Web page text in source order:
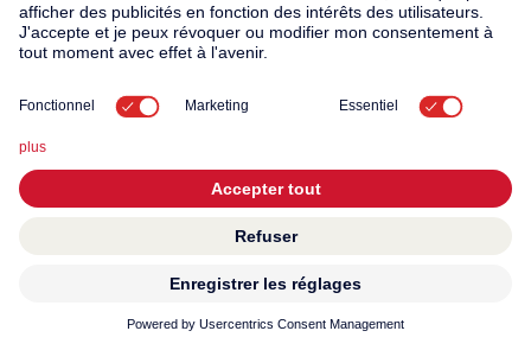
section Paramètres despublicités à l'adresse
https://www.facebook.com/ads/preferences/?
entry_product=ad_settings_screen
. Pour ce faire,
vous devez être connecté à Facebook.
LinkedIn Insight Tag